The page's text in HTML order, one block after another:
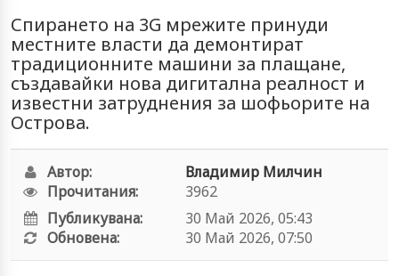
Спирането на 3G мрежите принуди
местните власти да демонтират
традиционните машини за плащане,
създавайки нова дигитална реалност и
известни затруднения за шофьорите на
Острова.
Автор:
Владимир Милчин
Прочитания:
3962
Публикувана:
30 Май 2026, 05:43
Обновена:
30 Май 2026, 07:50